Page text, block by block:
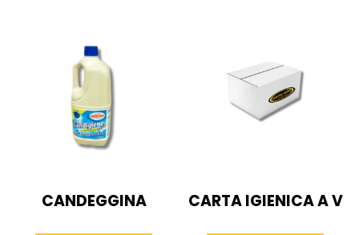
CANDEGGINA CARTA IGIENICA A V